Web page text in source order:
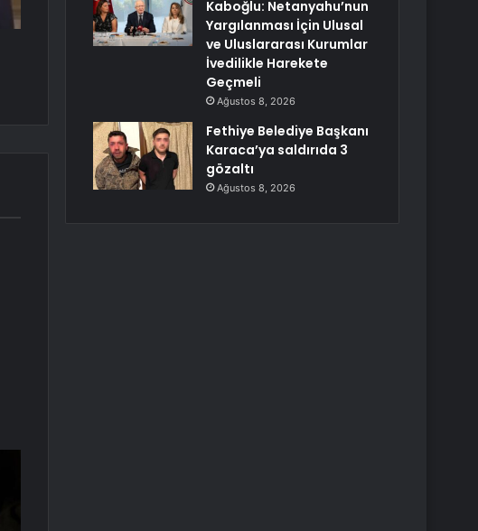
Kaboğlu: Netanyahu’nun
Yargılanması İçin Ulusal
ve Uluslararası Kurumlar
İvedilikle Harekete
Geçmeli
Ağustos 8, 2026
Fethiye Belediye Başkanı
Karaca’ya saldırıda 3
gözaltı
Ağustos 8, 2026